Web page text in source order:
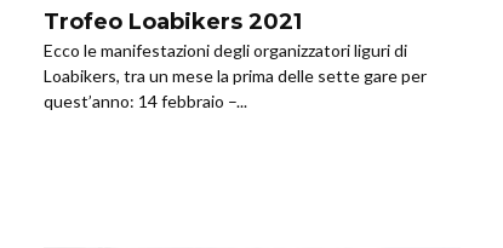
Trofeo Loabikers 2021
Ecco le manifestazioni degli organizzatori liguri di
Loabikers, tra un mese la prima delle sette gare per
quest’anno: 14 febbraio –...